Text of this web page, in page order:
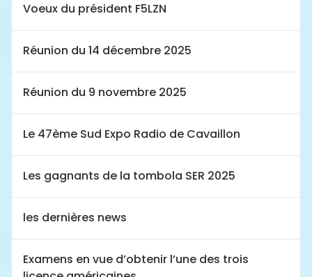
Voeux du président F5LZN
Réunion du 14 décembre 2025
Réunion du 9 novembre 2025
Le 47ème Sud Expo Radio de Cavaillon
Les gagnants de la tombola SER 2025
les dernières news
Examens en vue d’obtenir l’une des trois